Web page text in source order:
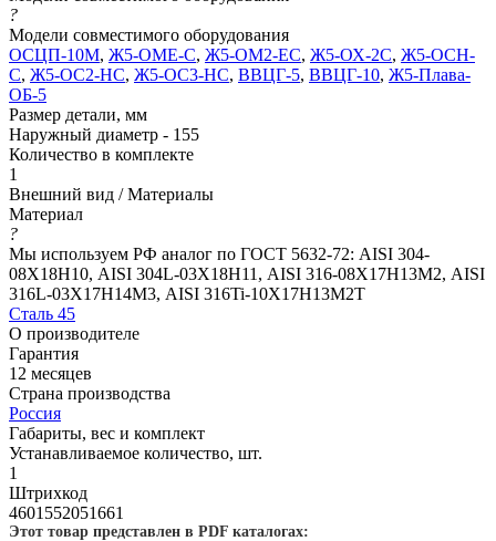
?
Модели совместимого оборудования
ОСЦП-10М, Ж5-ОМЕ-С, Ж5-ОМ2-ЕС, Ж5-ОХ-2С, Ж5-ОСН-
С, Ж5-ОС2-НС, Ж5-ОС3-НС, ВВЦГ-5, ВВЦГ-10, Ж5-Плава-
ОБ-5
Размер детали, мм
Наружный диаметр - 155
Количество в комплекте
1
Внешний вид / Материалы
Материал
?
Мы используем РФ аналог по ГОСТ 5632-72: AISI 304-
08Х18Н10, AISI 304L-03Х18Н11, AISI 316-08Х17Н13М2, AISI
316L-03Х17Н14М3, AISI 316Ti-10Х17Н13М2Т
Сталь 45
О производителе
Гарантия
12 месяцев
Страна производства
Россия
Габариты, вес и комплект
Устанавливаемое количество, шт.
1
Штрихкод
4601552051661
Этот товар представлен в PDF каталогах: